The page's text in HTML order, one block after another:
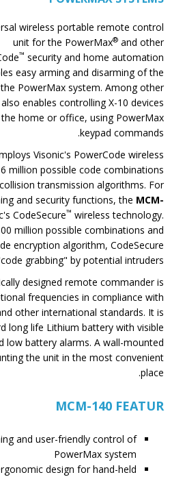
wireless portable remote control
unit for the PowerMax® and other
™ security and home automation
easy arming and disarming of the
PowerMax system. Among other
also enables controlling X-10 devices
home or office, using PowerMax
keypad commands.
Visonic's PowerCode wireless
million possible code combinations
transmission algorithms. For
and security functions, the MCM-
CodeSecure™ wireless technology.
million possible combinations and
encryption algorithm, CodeSecure
grabbing" by potential intruders.
designed remote commander is
frequencies in compliance with
other international standards. It is
long life Lithium battery with visible
low battery alarms. A wall-mounted
the unit in the most convenient
place.
MCM-140 FEATUR
and user-friendly control of
PowerMax system
design for hand-held